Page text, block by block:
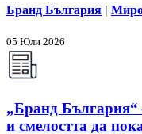
Бранд България |
05 Юли 2026
„Бранд България“
и смелостта да